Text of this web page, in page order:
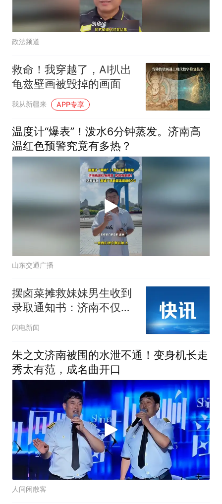
政法频道
救命！我穿越了，AI扒出
龟兹壁画被毁掉的画面
我从新疆来 APP专享
温度计“爆表”！泼水6分钟蒸发。济南高
温红色预警究竟有多热？
山东交通广播
摆卤菜摊救妹妹男生收到
录取通知书：济南不仅充
满了爱和希望 也有很多机
闪电新闻
朱之文济南被围的水泄不通！变身机长走
秀太有范，成名曲开口
人间闲散客